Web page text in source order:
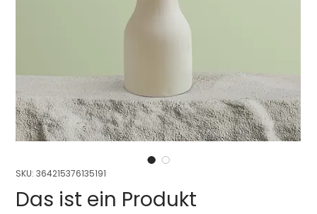
SKU: 364215376135191
Das ist ein Produkt